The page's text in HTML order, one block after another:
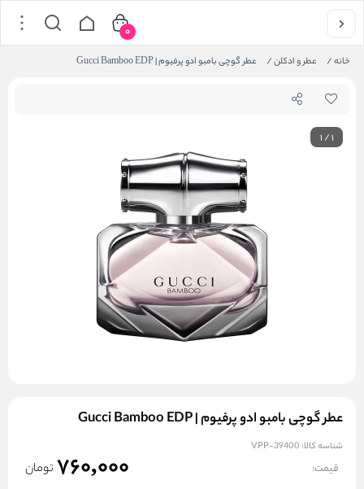
خانه/ عطر و ادکلن/ عطر گوچی بامبو ادو پرفیوم | Gucci Bamboo EDP
0
1/1
عطر گوچی بامبو ادو پرفیوم | Gucci Bamboo EDP
شناسه کالا: VPP-39400
قیمت: 760,000 تومان